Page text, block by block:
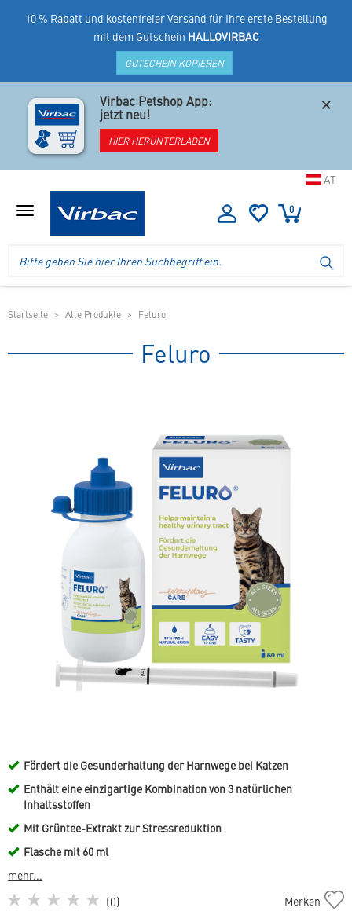
10 % Rabatt und kostenfreier Versand für Ihre erste Bestellung
mit dem Gutschein HALLOVIRBAC
GUTSCHEIN KOPIEREN
Virbac Petshop App:
jetzt neu!
HIER HERUNTERLADEN
×
AT
Menü
Virbac
Ihr
Shop
spezielles
0
Header
mobilen
Startseite Alle Produkte Feluro
Feluro
Fördert die Gesunderhaltung der Harnwege bei Katzen
Enthält eine einzigartige Kombination von 3 natürlichen
Inhaltsstoffen
Mit Grüntee-Extrakt zur Stressreduktion
Flasche mit 60 ml
mehr...
(0)
Feluro
Merken